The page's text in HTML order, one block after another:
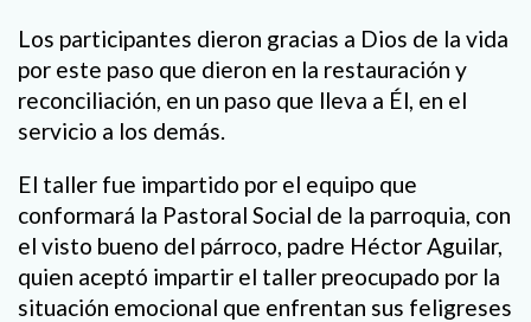
Los participantes dieron gracias a Dios de la vida
por este paso que dieron en la restauración y
reconciliación, en un paso que lleva a Él, en el
servicio a los demás.
El taller fue impartido por el equipo que
conformará la Pastoral Social de la parroquia, con
el visto bueno del párroco, padre Héctor Aguilar,
quien aceptó impartir el taller preocupado por la
situación emocional que enfrentan sus feligreses